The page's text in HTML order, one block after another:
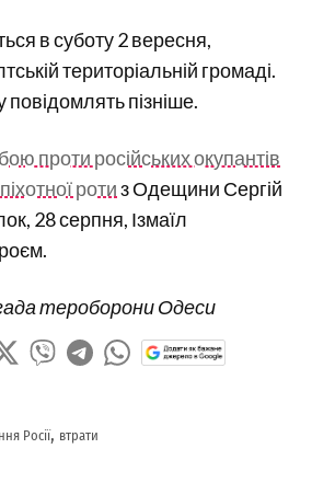
в суботу 2 вересня,
територіальній громаді.
пізніше.
проти російських окупантів
ротиз Одещини Сергій
28 серпня, Ізмаїл
тероборони Одеси
Росії, втрати